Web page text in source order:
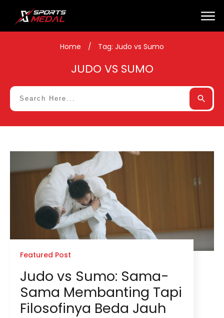
Home / Tag: Judo vs Sumo
JUDO VS SUMO
Featured Post
Judo vs Sumo: Sama-
Sama Membanting Tapi
Filosofinya Beda Jauh